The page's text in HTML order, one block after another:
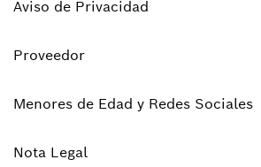
Aviso de Privacidad
Proveedor
Menores de Edad y Redes Sociales
Nota Legal